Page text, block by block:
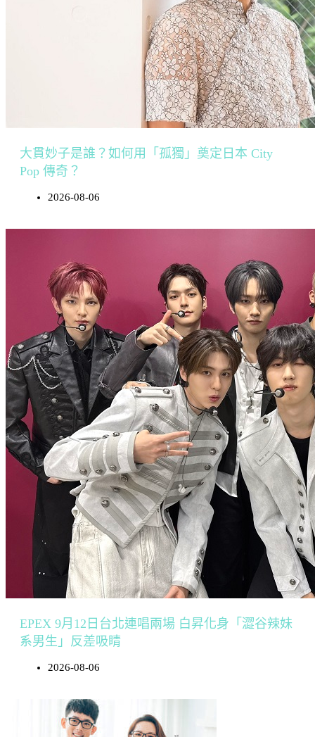
大貫妙子是誰？如何用「孤獨」奠定日本 City
Pop 傳奇？
2026-08-06
EPEX 9月12日台北連唱兩場 白昇化身「澀谷辣妹
系男生」反差吸睛
2026-08-06